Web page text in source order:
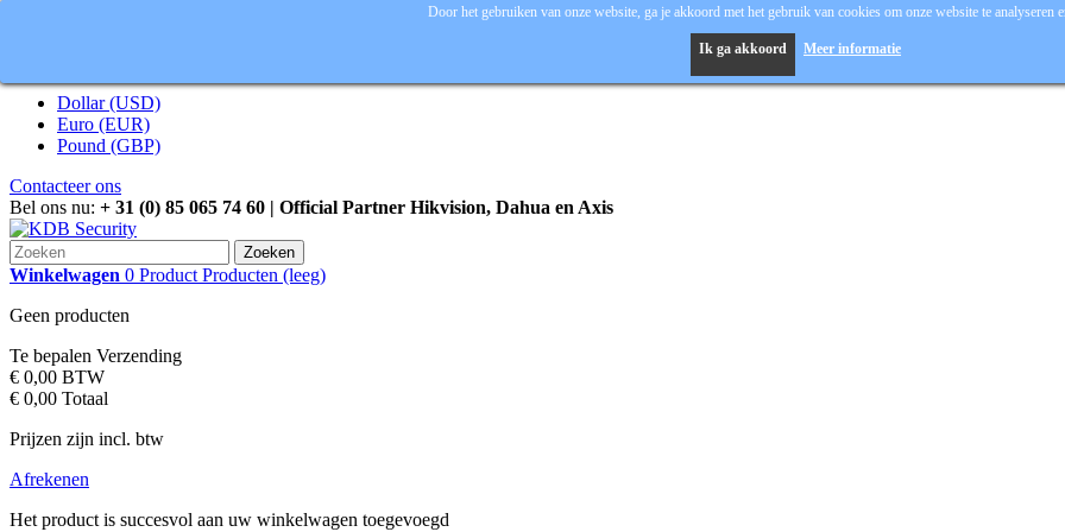
Dollar (USD)
Euro (EUR)
Pound (GBP)
Contacteer ons
Bel ons nu: + 31 (0) 85 065 74 60 | Official Partner Hikvision, Dahua en Axis
Zoeken
Winkelwagen 0 Product Producten (leeg)
Geen producten
Te bepalen Verzending
€ 0,00 BTW
€ 0,00 Totaal
Prijzen zijn incl. btw
Afrekenen
Het product is succesvol aan uw winkelwagen toegevoegd
Door het gebruiken van onze website, ga je akkoord met het gebruik van cookies om onze website te analyseren
Ik ga akkoord Meer informatie